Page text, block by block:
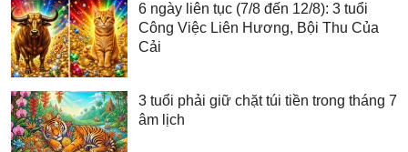
6 ngày liên tục (7/8 đến 12/8): 3 tuổi
Công Việc Liên Hương, Bội Thu Của
Cải
3 tuổi phải giữ chặt túi tiền trong tháng 7
âm lịch